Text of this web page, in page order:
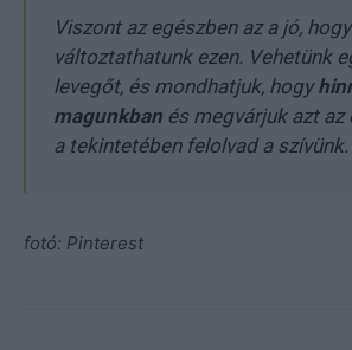
Viszont az egészben az a jó, hogy
változtathatunk ezen. Vehetünk
levegőt, és mondhatjuk, hogy
magunkban és megvárjuk azt az
a tekintetében felolvad a szívünk.
fotó: Pinterest